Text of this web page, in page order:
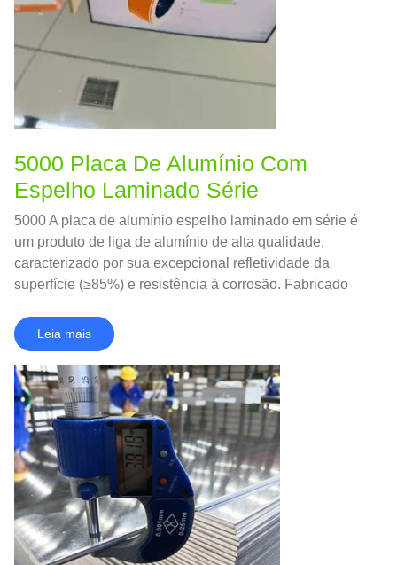
5000 Placa De Alumínio Com
Espelho Laminado Série
5000 A placa de alumínio espelho laminado em série é
um produto de liga de alumínio de alta qualidade,
caracterizado por sua excepcional refletividade da
superfície (≥85%) e resistência à corrosão. Fabricado
polimento a frio, atinge um acabamento semelhante ao
espelho, mantendo a força e a formabilidade do 5000
ligas de série.
Leia mais